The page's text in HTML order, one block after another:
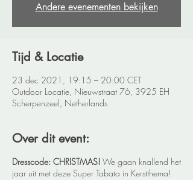
Andere evenementen bekijken
Tijd & Locatie
23 dec 2021, 19:15 – 20:00 CET
Outdoor Locatie, Nieuwstraat 76, 3925 EH
Scherpenzeel, Netherlands
Over dit event:
Dresscode: CHRISTMAS! We gaan knallend het
jaar uit met deze Super Tabata in Kerstthema!